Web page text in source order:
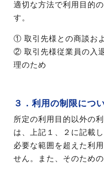
適切な方法で利用目的
す。
① 取引先様との商談お
② 取引先様従業員の入
理のため
３．利用の制限につ
所定の利用目的以外の
は、上記１、２に記載
必要な範囲を超えた利
せん。また、そのため